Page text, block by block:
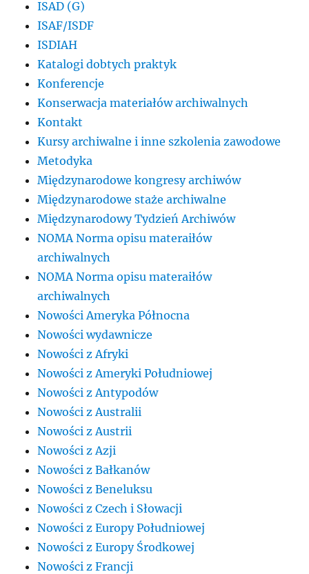
ISAD (G)
ISAF/ISDF
ISDIAH
Katalogi dobtych praktyk
Konferencje
Konserwacja materiałów archiwalnych
Kontakt
Kursy archiwalne i inne szkolenia zawodowe
Metodyka
Międzynarodowe kongresy archiwów
Międzynarodowe staże archiwalne
Międzynarodowy Tydzień Archiwów
NOMA Norma opisu materaiłów
archiwalnych
NOMA Norma opisu materaiłów
archiwalnych
Nowości Ameryka Północna
Nowości wydawnicze
Nowości z Afryki
Nowości z Ameryki Południowej
Nowości z Antypodów
Nowości z Australii
Nowości z Austrii
Nowości z Azji
Nowości z Bałkanów
Nowości z Beneluksu
Nowości z Czech i Słowacji
Nowości z Europy Południowej
Nowości z Europy Środkowej
Nowości z Francji